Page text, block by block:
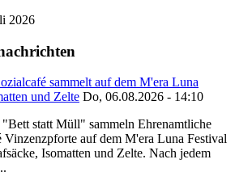
2026
sammelt auf dem M'era Luna
und Zelte Do, 06.08.2026 - 14:10
statt Müll" sammeln Ehrenamtliche
Vinzenzpforte auf dem M'era Luna Festival
Isomatten und Zelte. Nach jedem